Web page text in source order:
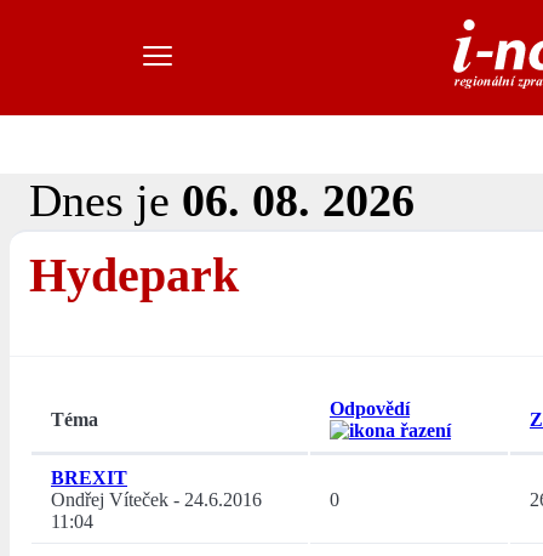
Dnes je 06. 08. 2026
Hydepark
Téma
Odpovědí
BREXIT
Ondřej Víteček - 24.6.2016
11:04
0